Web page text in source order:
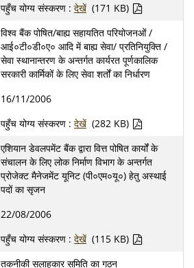
पहुँच योग्य संस्करण : देखें (171 KB)
विश्व बैंक पोषित/बाह्य सहायतित परियोजनओं /
आई०टी०डी०ए० आदि में बाह्य सेवा/ प्रतिनियुक्ति /
सेवा स्थानान्तरण के अन्तर्गत कार्यरत पूर्णकालिक
सरकारी कार्मिकों के लिए सेवा शर्तों का निर्धारण
16/11/2006
पहुँच योग्य संस्करण : देखें (282 KB)
एशियान डेवलपमेंट बैंक द्वारा वित्त पोषित कार्यों के
संचालन के लिए लोक निर्माण विभाग के अन्तर्गत
प्रोजेक्ट मैनेजमेंट यूनिट (पी०एम०यू०) हेतु अस्थाई
पदों का सृजन
22/08/2006
पहुँच योग्य संस्करण : देखें (115 KB)
तकनीकी सलाहकार समिति का गठन